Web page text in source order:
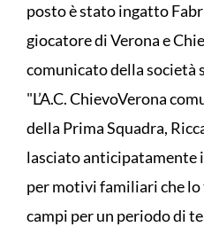
posto è stato ingatto
giocatore di Verona e
comunicato della
"L’A.C. ChievoVerona
della Prima Squadra,
lasciato anticipatamente
per motivi familiari che
campi per un periodo di